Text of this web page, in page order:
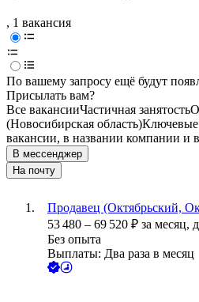
, 1 вакансия
По вашему запросу ещё будут
Присылать вам?
Все вакансииЧастичная занятость
(Новосибирская область)Ключевые
вакансии, в названии компании и
В мессенджер
На почту
Продавец (Октябрьский,
53 480 – 69 520 ₽ за месяц,
Без опыта
Выплаты: Два раза в месяц